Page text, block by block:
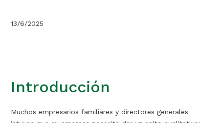
13/6/2025
Introducción
Muchos empresarios familiares y directores generales